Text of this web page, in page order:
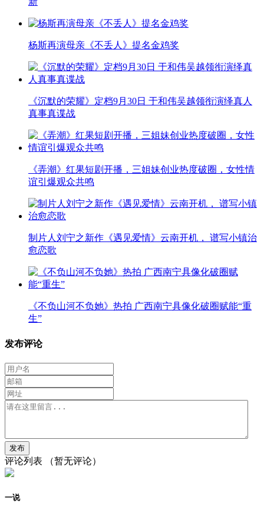
杨斯再演母亲《不丢人》提名金鸡奖
《沉默的荣耀》定档9月30日 于和伟吴越领衔演绎真人
真事真谍战
《弄潮》红果短剧开播，三姐妹创业热度破圈，女性情
谊引爆观众共鸣
制片人刘宁之新作《遇见爱情》云南开机， 谱写小镇治
愈恋歌
《不负山河不负她》热拍 广西南宁具像化破圈赋能“重
生”
发布评论
评论列表 （暂无评论）
一说